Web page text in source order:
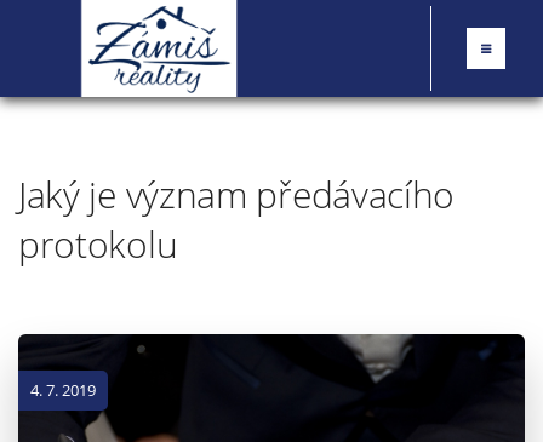
Jaký je význam předávacího
protokolu
4. 7. 2019